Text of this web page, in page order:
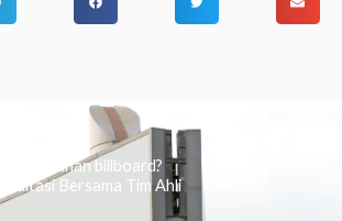
periklanan billboard?
Bersama Tim Ahli